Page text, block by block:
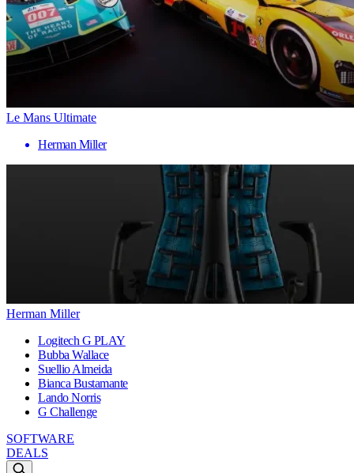
Le Mans Ultimate
Herman Miller
Herman Miller
Logitech G PLAY
Bubba Wallace
Suellio Almeida
Bianca Bustamante
Lando Norris
G Challenge
SOFTWARE
DEALS